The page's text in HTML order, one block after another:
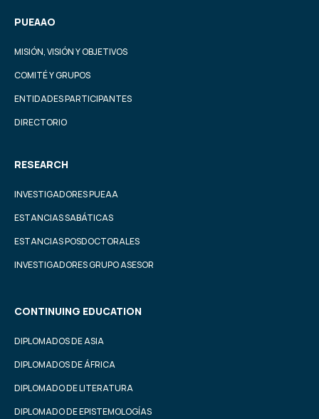
PUEAAO
MISIÓN, VISIÓN Y OBJETIVOS
COMITÉ Y GRUPOS
ENTIDADES PARTICIPANTES
DIRECTORIO
RESEARCH
INVESTIGADORES PUEAA
ESTANCIAS SABÁTICAS
ESTANCIAS POSDOCTORALES
INVESTIGADORES GRUPO ASESOR
CONTINUING EDUCATION
DIPLOMADOS DE ASIA
DIPLOMADOS DE ÁFRICA
DIPLOMADO DE LITERATURA
DIPLOMADO DE EPISTEMOLOGÍAS